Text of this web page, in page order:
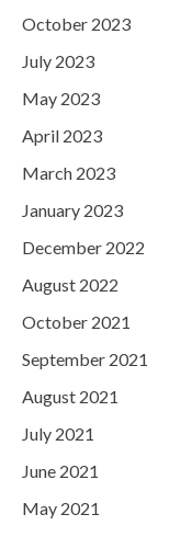
October 2023
July 2023
May 2023
April 2023
March 2023
January 2023
December 2022
August 2022
October 2021
September 2021
August 2021
July 2021
June 2021
May 2021